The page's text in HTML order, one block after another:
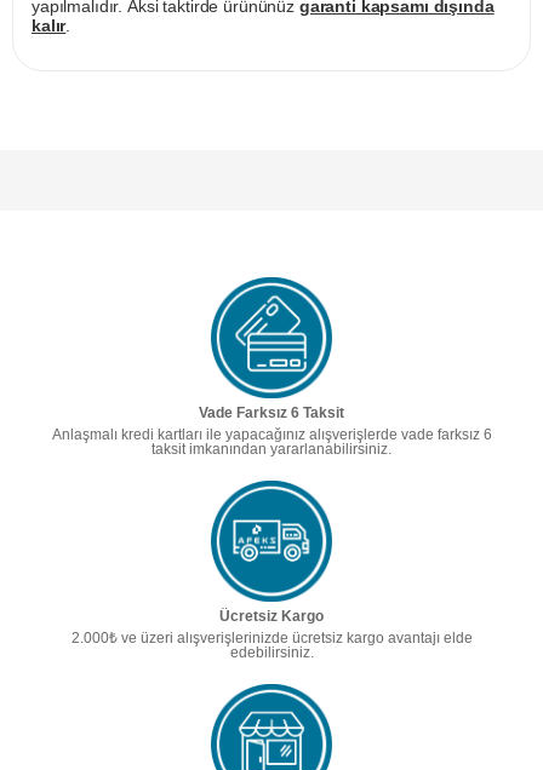
yapılmalıdır. Aksi taktirde ürününüz garanti kapsamı dışında
kalır.
Vade Farksız 6 Taksit
Anlaşmalı kredi kartları ile yapacağınız alışverişlerde vade farksız 6
taksit imkanından yararlanabilirsiniz.
Ücretsiz Kargo
2.000₺ ve üzeri alışverişlerinizde ücretsiz kargo avantajı elde
edebilirsiniz.